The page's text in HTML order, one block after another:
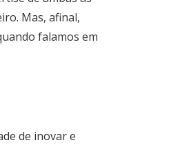
Mas, afinal,
falamos em
de inovar e